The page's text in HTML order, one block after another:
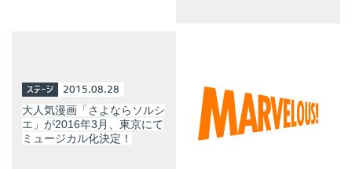
ステージ 2015.08.28
大人気漫画「さよならソルシ
エ」が2016年3月、東京にて
ミュージカル化決定！